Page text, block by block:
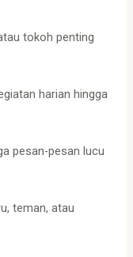
tokoh penting
harian hingga
pesan-pesan lucu
teman, atau